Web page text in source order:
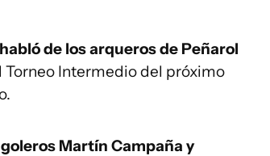
de los arqueros de Peñarol
Torneo Intermedio del próximo
Martín Campaña y